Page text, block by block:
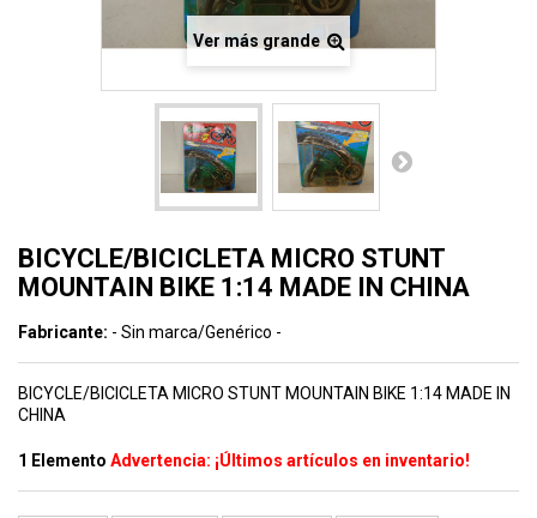
Ver más grande
BICYCLE/BICICLETA MICRO STUNT
MOUNTAIN BIKE 1:14 MADE IN CHINA
Fabricante: - Sin marca/Genérico -
BICYCLE/BICICLETA MICRO STUNT MOUNTAIN BIKE 1:14 MADE IN
CHINA
1 Elemento Advertencia: ¡Últimos artículos en inventario!